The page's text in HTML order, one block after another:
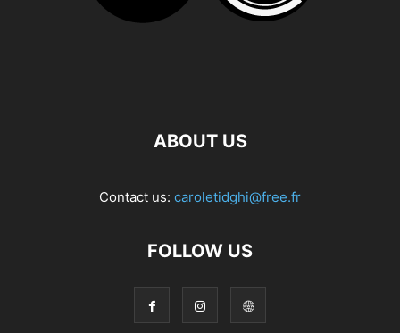
ABOUT US
Contact us: caroletidghi@free.fr
FOLLOW US